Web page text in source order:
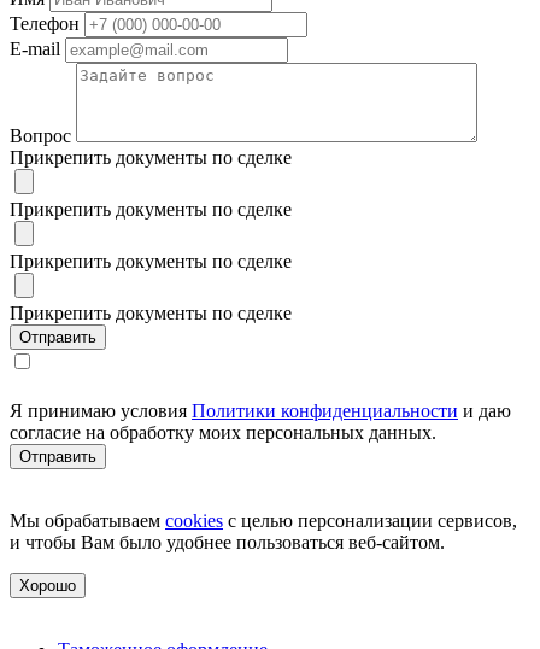
Телефон
E-mail
Вопрос
Прикрепить документы по сделке
Прикрепить документы по сделке
Прикрепить документы по сделке
Прикрепить документы по сделке
Я принимаю условия Политики конфиденциальности и даю
согласие на обработку моих персональных данных.
Мы обрабатываем cookies с целью персонализации сервисов,
и чтобы Вам было удобнее пользоваться веб-сайтом.
Хорошо